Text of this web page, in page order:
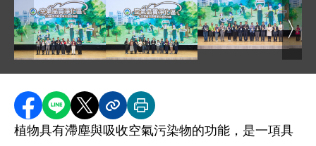
圖片說明：114 年空氣品質淨化區優良認養單位頒獎
圖片說明：優良認
圖
分享至 Facebook
分享到 LINE
分享到 X分享內容連結
列印本頁
植物具有滯塵與吸收空氣污染物的功能，是一項具